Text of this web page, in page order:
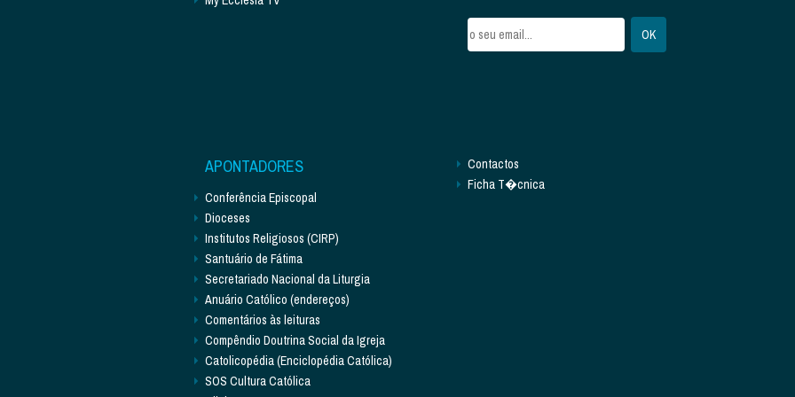
APONTADORES
Conferência Episcopal
Dioceses
Institutos Religiosos (CIRP)
Santuário de Fátima
Secretariado Nacional da Liturgia
Anuário Católico (endereços)
Comentários às leituras
Compêndio Doutrina Social da Igreja
Catolicopédia (Enciclopédia Católica)
SOS Cultura Católica
Contactos
Ficha T�cnica